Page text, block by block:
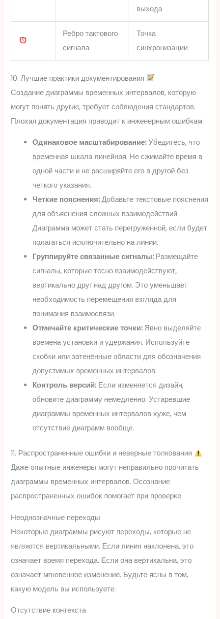
выхода
Ребро тактового
сигнала
Точка
синхронизации
10. Лучшие практики документирования
Создание диаграммы временных интервалов, которую
могут понять другие, требует соблюдения стандартов.
Плохая документация приводит к инженерным ошибкам.
Одинаковое масштабирование:Убедитесь, что
временная шкала линейная. Не сжимайте время в
одной части и не расширяйте его в другой без
четкого указания.
Четкие пояснения:Добавьте текстовые пояснения
для объяснения сложных взаимодействий.
Диаграмма может стать перегруженной, если будет
полагаться исключительно на линии.
Группируйте связанные сигналы:Размещайте
сигналы, которые тесно взаимодействуют,
вертикально друг над другом. Это уменьшает
необходимость перемещения взгляда для
понимания взаимосвязи.
Отмечайте критические точки:Явно выделяйте
времена установки и удержания. Используйте
скобки или затенённые области для обозначения
допустимых временных интервалов.
Контроль версий:Если изменяется дизайн,
обновите диаграмму немедленно. Устаревшие
диаграммы временных интервалов хуже, чем
отсутствие диаграмм вообще.
11. Распространенные ошибки и неверные толкования
Даже опытные инженеры могут неправильно прочитать
диаграммы временных интервалов. Осознание
распространенных ошибок помогает при проверке.
Неоднозначные переходы
Некоторые диаграммы рисуют переходы, которые не
являются вертикальными. Если линия наклонена, это
означает время перехода. Если она вертикальна, это
означает мгновенное изменение. Будьте ясны в том,
какую модель вы используете.
Отсутствие контекста